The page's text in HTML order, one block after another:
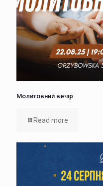
Молитовний вечір
Read more